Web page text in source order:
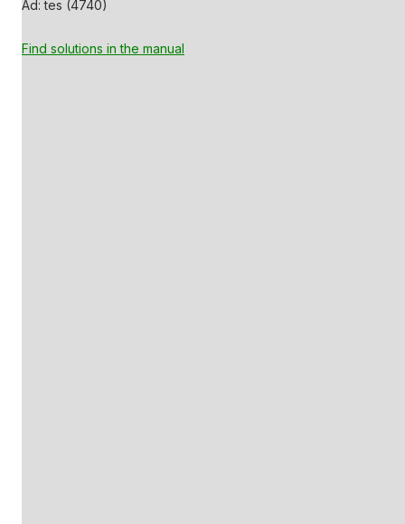
Ad: tes (4740)
Find solutions in the manual